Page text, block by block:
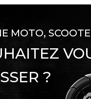
MOTO,
?